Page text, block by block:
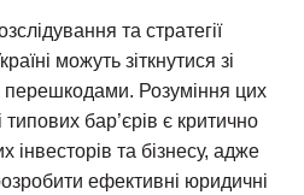
та стратегії
можуть зіткнутися зі
Розуміння цих
бар’єрів є критично
та бізнесу, адже
ефективні юридичні